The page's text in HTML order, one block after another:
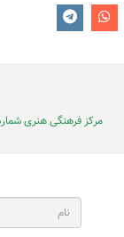
مرکز فرهنگی هنری